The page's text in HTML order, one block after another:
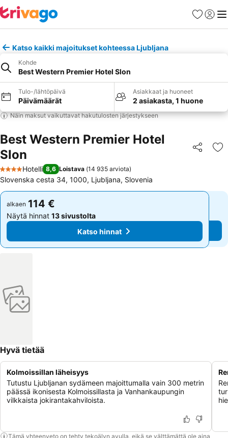
Suosikit
Katso kaikki majoitukset kohteessa Ljubljana
Kohde
Best Western Premier Hotel Slon
Tulo-/lähtöpäivä
Päivämäärät
Asiakkaat ja huoneet
2 asiakasta, 1 huone
Näin maksut vaikuttavat hakutulosten järjestykseen
Best Western Premier Hotel
Slon
Jaa
4 Tähtiluokitus
Hotelli 8,6 Loistava (14 935 arviota)
Slovenska cesta 34, 1000, Ljubljana, Slovenia
alkaen 114 €
Näytä hinnat 13 sivustolta
Katso hinnat
alkaen 114 €
Näytä hinnat 13 sivustolta
Katso hinnat
Hyvä tietää
Kolmoissillan läheisyys
Tutustu Ljubljanan sydämeen majoittumalla vain 300 metrin
päässä ikonisesta Kolmoissillasta ja Vanhankaupungin
vilkkaista jokirantakahviloista.
Tämä yhteenveto on tehty tekoälyn avulla, eikä se välttämättä ole aina